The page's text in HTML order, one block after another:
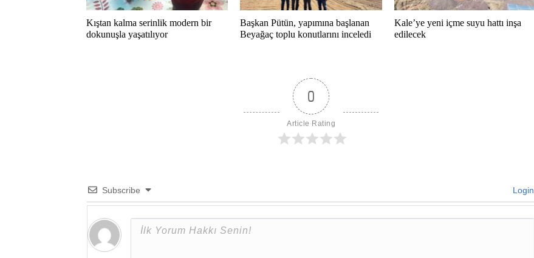
Kıştan kalma serinlik modern bir
dokunuşla yaşatılıyor
Başkan Pütün, yapımına başlanan
Beyağaç toplu konutlarını inceledi
Kale’ye yeni içme suyu hattı inşa
edilecek
0
Article Rating
Subscribe Login